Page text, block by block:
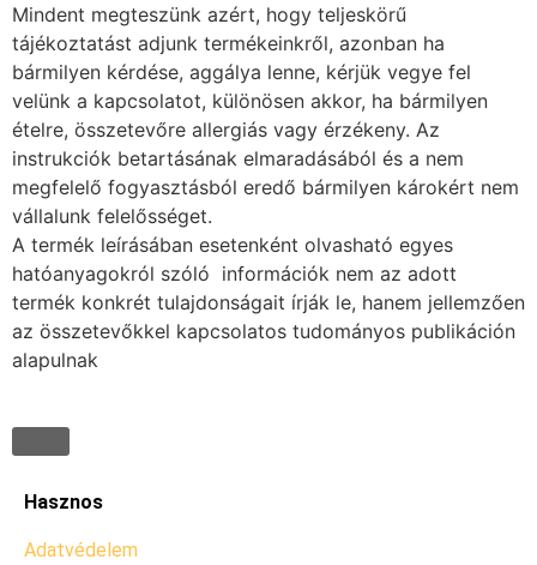
Mindent megteszünk azért, hogy teljeskörű
tájékoztatást adjunk termékeinkről, azonban ha
bármilyen kérdése, aggálya lenne, kérjük vegye fel
velünk a kapcsolatot, különösen akkor, ha bármilyen
ételre, összetevőre allergiás vagy érzékeny. Az
instrukciók betartásának elmaradásából és a nem
megfelelő fogyasztásból eredő bármilyen károkért nem
vállalunk felelősséget.
A termék leírásában esetenként olvasható egyes
hatóanyagokról szóló információk nem az adott
termék konkrét tulajdonságait írják le, hanem jellemzően
az összetevőkkel kapcsolatos tudományos publikáción
alapulnak
Hasznos
Adatvédelem